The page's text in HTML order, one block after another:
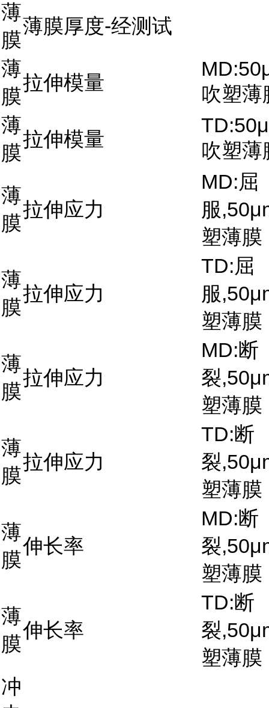
薄
膜
薄膜厚度-经测试
薄
膜
拉伸模量
吹塑薄
薄
膜
拉伸模量
吹塑薄
薄
膜
拉伸应力
MD:屈
服
塑薄膜
薄
膜
拉伸应力
TD:屈
服
塑薄膜
薄
膜
拉伸应力
MD:断
裂
塑薄膜
薄
膜
拉伸应力
TD:断
裂
塑薄膜
薄
膜
伸长率
MD:断
裂
塑薄膜
薄
膜
伸长率
TD:断
裂
塑薄膜
冲